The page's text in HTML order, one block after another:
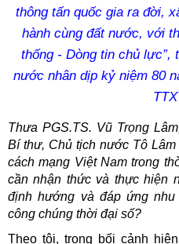
thông tấn quốc gia ra đời,
hành cùng đất nước, với
thống - Dòng tin chủ lực”,
nước nhân dịp kỷ niệm 80
Thưa PGS.TS. Vũ Trọng
Bí thư, Chủ tịch nước Tô
cách mạng Việt Nam trong
cần nhận thức và thực hiện
định hướng và đáp ứng
công chúng thời đại số?
Theo tôi, trong bối cảnh